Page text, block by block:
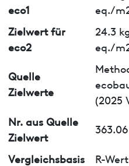
eco1
eq./
Zielwert für
eco2
24.3
eq./
Quelle
Zielwerte
(2025
Nr. aus Quelle
Zielwert
363.06
Vergleichsbasis
R-